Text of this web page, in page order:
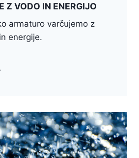
Z VODO IN ENERGIJO
armaturo varčujemo z
energije.